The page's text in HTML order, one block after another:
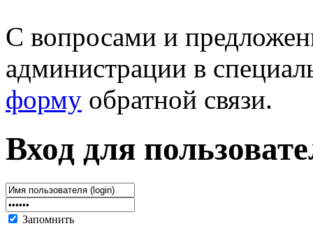
С вопросами и
администрации в
форму обратной связи.
Вход для
Запомнить